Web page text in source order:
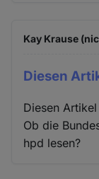
Kay Krause
Diesen
Diesen
Ob die
hpd lesen?